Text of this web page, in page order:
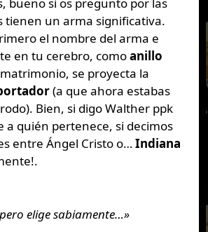
bueno si os pregunto por las
tienen un arma significativa.
el nombre del arma e
en tu cerebro, comoanillo
se proyecta la
(a que ahora estabas
Bien, si digo Walther ppk
a quién pertenece, si decimos
entre Ángel Cristo o…Indiana
elige sabiamente…»